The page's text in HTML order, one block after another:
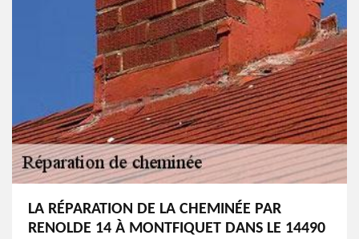
LA RÉPARATION DE LA CHEMINÉE PAR
RENOLDE 14 À MONTFIQUET DANS LE 14490